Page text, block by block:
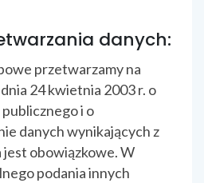
danych:
przetwarzamy na
24 kwietnia 2003 r. o
i o
danych wynikających z
obowiązkowe. W
podania innych